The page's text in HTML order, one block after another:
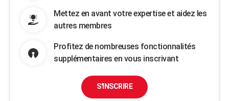
Mettez en avant votre expertise et aidez les
autres membres
Profitez de nombreuses fonctionnalités
supplémentaires en vous inscrivant
S'INSCRIRE